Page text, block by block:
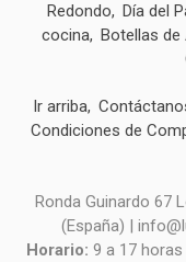
Redondo
Día del
cocina
Botellas de
Ir arriba
Condiciones de
Ronda Guinardo 67
(España) |
Horario: 9 a 17 horas |